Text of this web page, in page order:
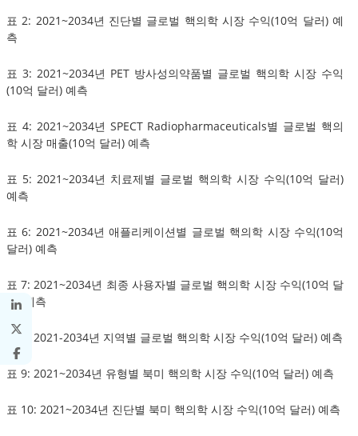
표 2: 2021~2034년 진단별 글로벌 핵의학 시장 수익(10억 달러) 예
측
표 3: 2021~2034년 PET 방사성의약품별 글로벌 핵의학 시장 수익
(10억 달러) 예측
표 4: 2021~2034년 SPECT Radiopharmaceuticals별 글로벌 핵의
학 시장 매출(10억 달러) 예측
표 5: 2021~2034년 치료제별 글로벌 핵의학 시장 수익(10억 달러)
예측
표 6: 2021~2034년 애플리케이션별 글로벌 핵의학 시장 수익(10억
달러) 예측
표 7: 2021~2034년 최종 사용자별 글로벌 핵의학 시장 수익(10억 달
러) 예측
표 8: 2021-2034년 지역별 글로벌 핵의학 시장 수익(10억 달러) 예측
표 9: 2021~2034년 유형별 북미 핵의학 시장 수익(10억 달러) 예측
표 10: 2021~2034년 진단별 북미 핵의학 시장 수익(10억 달러) 예측